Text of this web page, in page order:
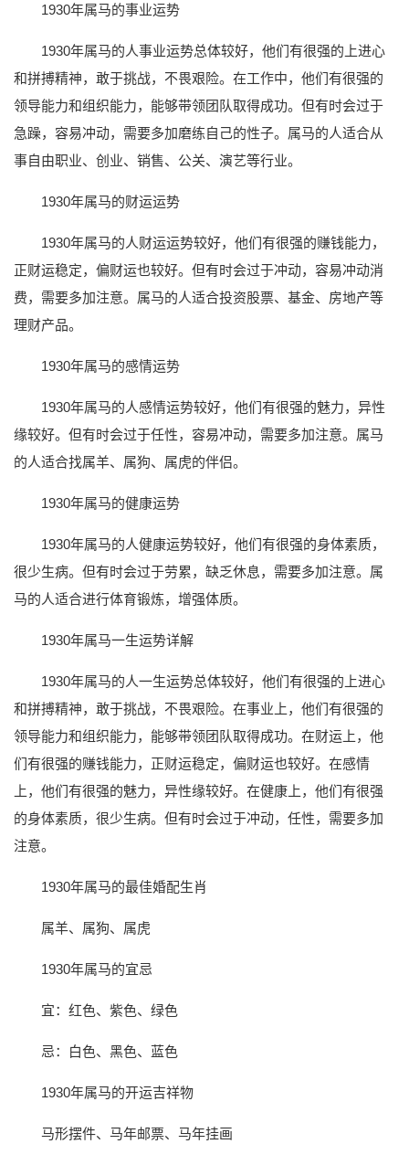
1930年属马的事业运势
1930年属马的人事业运势总体较好，他们有很强的上进心
和拼搏精神，敢于挑战，不畏艰险。在工作中，他们有很强的
领导能力和组织能力，能够带领团队取得成功。但有时会过于
急躁，容易冲动，需要多加磨练自己的性子。属马的人适合从
事自由职业、创业、销售、公关、演艺等行业。
1930年属马的财运运势
1930年属马的人财运运势较好，他们有很强的赚钱能力，
正财运稳定，偏财运也较好。但有时会过于冲动，容易冲动消
费，需要多加注意。属马的人适合投资股票、基金、房地产等
理财产品。
1930年属马的感情运势
1930年属马的人感情运势较好，他们有很强的魅力，异性
缘较好。但有时会过于任性，容易冲动，需要多加注意。属马
的人适合找属羊、属狗、属虎的伴侣。
1930年属马的健康运势
1930年属马的人健康运势较好，他们有很强的身体素质，
很少生病。但有时会过于劳累，缺乏休息，需要多加注意。属
马的人适合进行体育锻炼，增强体质。
1930年属马一生运势详解
1930年属马的人一生运势总体较好，他们有很强的上进心
和拼搏精神，敢于挑战，不畏艰险。在事业上，他们有很强的
领导能力和组织能力，能够带领团队取得成功。在财运上，他
们有很强的赚钱能力，正财运稳定，偏财运也较好。在感情
上，他们有很强的魅力，异性缘较好。在健康上，他们有很强
的身体素质，很少生病。但有时会过于冲动，任性，需要多加
注意。
1930年属马的最佳婚配生肖
属羊、属狗、属虎
1930年属马的宜忌
宜：红色、紫色、绿色
忌：白色、黑色、蓝色
1930年属马的开运吉祥物
马形摆件、马年邮票、马年挂画